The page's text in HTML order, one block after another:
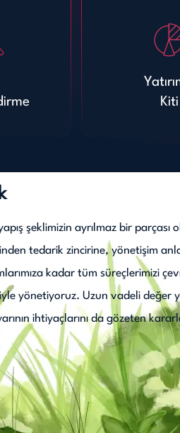
Kiti
şeklimizin ayrılmaz bir parçası
tedarik zincirine, yönetişim
kadar tüm süreçlerimizi
yönetiyoruz. Uzun vadeli değer
ihtiyaçlarını da gözeten